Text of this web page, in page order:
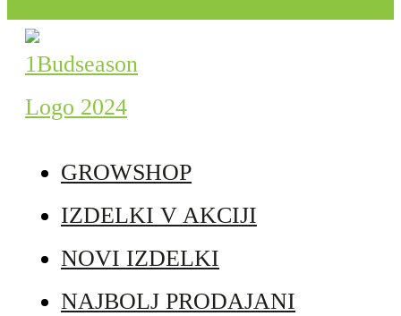
GROWSHOP
IZDELKI V AKCIJI
NOVI IZDELKI
NAJBOLJ PRODAJANI